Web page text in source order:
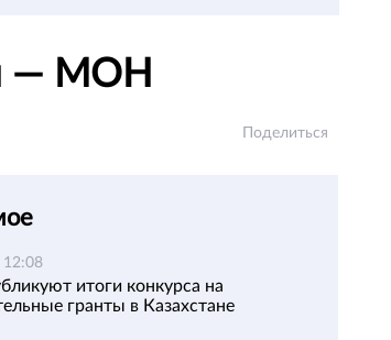
— МОН
Поделиться
12:08
итоги конкурса на
гранты в Казахстане